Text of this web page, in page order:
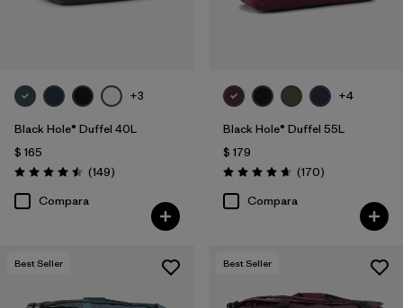
+3
Black Hole® Duffel 40L
$ 165
Valoración: 4.5 / 5
(149Comentarios
)
Compara
+4
Black Hole® Duffel 55L
$ 179
Valoración: 4.6 / 5
(170Comentarios
)
Compara
Best Seller Best Seller